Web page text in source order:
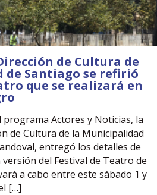
de Cultura de
de Santiago se refirió
que se realizará en
programa Actores y Noticias, la
de Cultura de la Municipalidad
entregó los detalles de
del Festival de Teatro de
a cabo entre este sábado 1 y
[…]